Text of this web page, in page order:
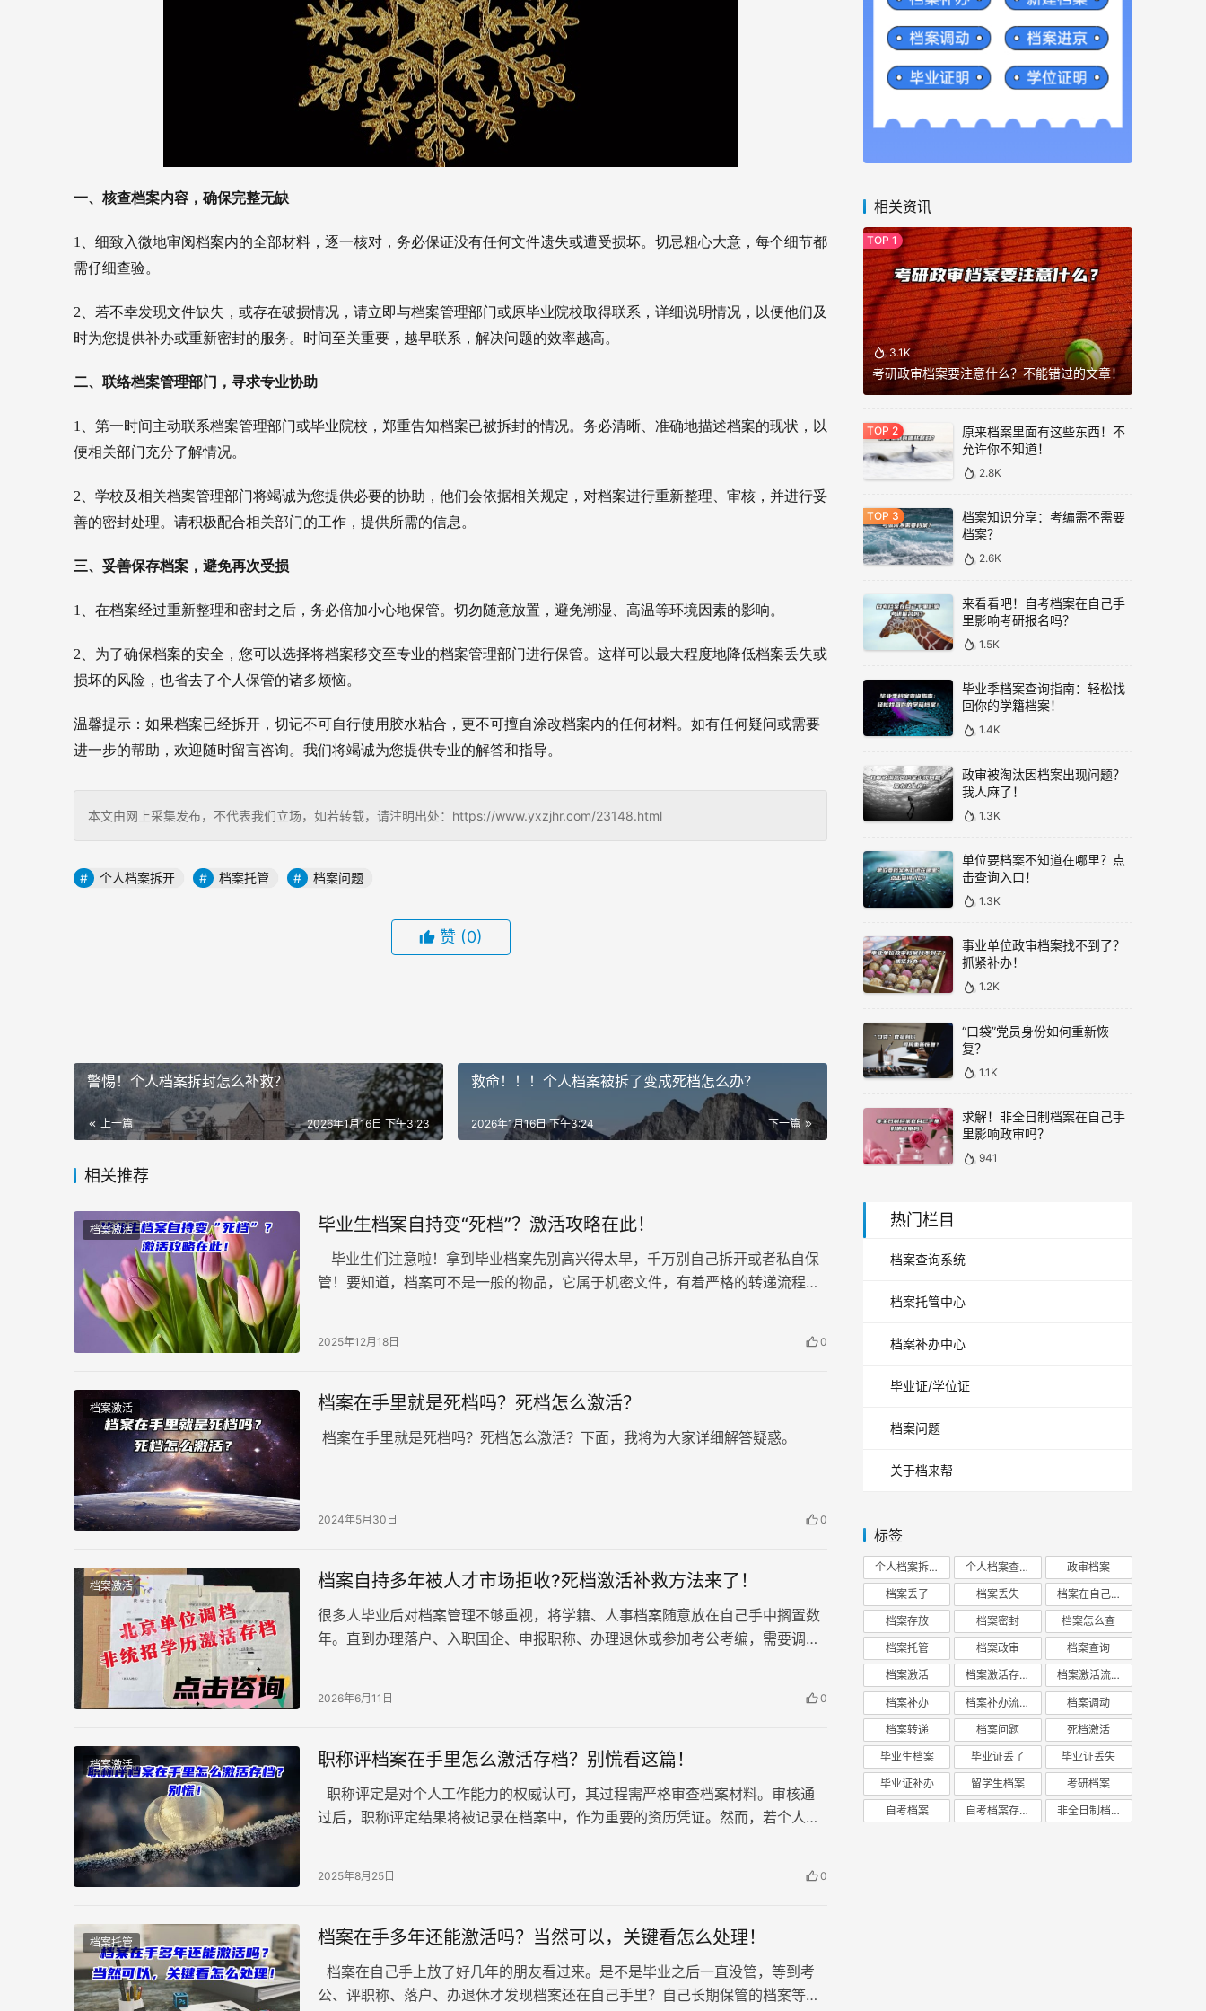
一、核查档案内容，确保完整无缺
1、细致入微地审阅档案内的全部材料，逐一核对，务必保证没有任何文件遗失或遭受损坏。切忌粗心大意，每个细节都
需仔细查验。
2、若不幸发现文件缺失，或存在破损情况，请立即与档案管理部门或原毕业院校取得联系，详细说明情况，以便他们及
时为您提供补办或重新密封的服务。时间至关重要，越早联系，解决问题的效率越高。
二、联络档案管理部门，寻求专业协助
1、第一时间主动联系档案管理部门或毕业院校，郑重告知档案已被拆封的情况。务必清晰、准确地描述档案的现状，以
便相关部门充分了解情况。
2、学校及相关档案管理部门将竭诚为您提供必要的协助，他们会依据相关规定，对档案进行重新整理、审核，并进行妥
善的密封处理。请积极配合相关部门的工作，提供所需的信息。
三、妥善保存档案，避免再次受损
1、在档案经过重新整理和密封之后，务必倍加小心地保管。切勿随意放置，避免潮湿、高温等环境因素的影响。
2、为了确保档案的安全，您可以选择将档案移交至专业的档案管理部门进行保管。这样可以最大程度地降低档案丢失或
损坏的风险，也省去了个人保管的诸多烦恼。
温馨提示：如果档案已经拆开，切记不可自行使用胶水粘合，更不可擅自涂改档案内的任何材料。如有任何疑问或需要
进一步的帮助，欢迎随时留言咨询。我们将竭诚为您提供专业的解答和指导。
本文由网上采集发布，不代表我们立场，如若转载，请注明出处：https://www.yxzjhr.com/23148.html
个人档案拆开 档案托管 档案问题
赞 (0)
警惕！个人档案拆封怎么补救？
上一篇 2026年1月16日 下午3:23
救命！！！个人档案被拆了变成死档怎么办？
下一篇
2026年1月16日 下午3:24
相关推荐
档案激活 毕业生档案自持变“死档”？激活攻略在此！
毕业生们注意啦！拿到毕业档案先别高兴得太早，千万别自己拆开或者私自保
管！要知道，档案可不是一般的物品，它属于机密文件，有着严格的转递流程。
2025年12月18日 0
档案激活 档案在手里就是死档吗？死档怎么激活？
档案在手里就是死档吗？死档怎么激活？下面，我将为大家详细解答疑惑。
2024年5月30日 0
档案激活 档案自持多年被人才市场拒收?死档激活补救方法来了！
很多人毕业后对档案管理不够重视，将学籍、人事档案随意放在自己手中搁置数
年。直到办理落户、入职国企、申报职称、办理退休或参加考公考编，需要调档
2026年6月11日 0
档案激活 职称评档案在手里怎么激活存档？别慌看这篇！
职称评定是对个人工作能力的权威认可，其过程需严格审查档案材料。审核通
过后，职称评定结果将被记录在档案中，作为重要的资历凭证。然而，若个人档
2025年8月25日 0
档案托管 档案在手多年还能激活吗？当然可以，关键看怎么处理！
档案在自己手上放了好几年的朋友看过来。是不是毕业之后一直没管，等到考
公、评职称、落户、办退休才发现档案还在自己手里？自己长期保管的档案等于
相关资讯
3.1K
考研政审档案要注意什么？不能错过的文章！
原来档案里面有这些东西！不
允许你不知道！
2.8K
档案知识分享：考编需不需要
档案？
2.6K
来看看吧！自考档案在自己手
里影响考研报名吗？
1.5K
毕业季档案查询指南：轻松找
回你的学籍档案！
1.4K
政审被淘汰因档案出现问题？
我人麻了！
1.3K
单位要档案不知道在哪里？点
击查询入口！
1.3K
事业单位政审档案找不到了？
抓紧补办！
1.2K
“口袋”党员身份如何重新恢
复？
1.1K
求解！非全日制档案在自己手
里影响政审吗？
941
热门栏目
档案查询系统
档案托管中心
档案补办中心
毕业证/学位证
档案问题
关于档来帮
标签
个人档案拆开 个人档案查询 政审档案
档案丢了 档案丢失 档案在自己手里
档案存放 档案密封 档案怎么查
档案托管 档案政审 档案查询
档案激活 档案激活存放 档案激活流程
档案补办 档案补办流程 档案调动
档案转递 档案问题 死档激活
毕业生档案 毕业证丢了 毕业证丢失
毕业证补办 留学生档案 考研档案
自考档案 自考档案存放 非全日制档案